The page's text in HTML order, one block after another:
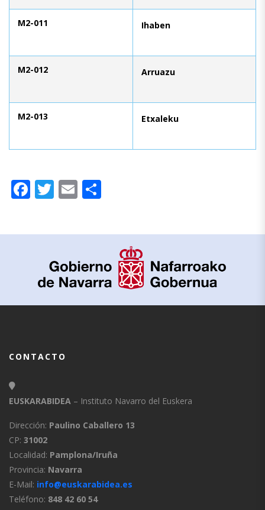
M2-011 Ihaben
M2-012 Arruazu
M2-013 Etxaleku
Facebook
Twitter
Email
CONTACTO
EUSKARABIDEA – Instituto Navarro del Euskera
Dirección: Paulino Caballero 13
CP: 31002
Localidad: Pamplona/Iruña
Provincia: Navarra
E-Mail: info@euskarabidea.es
Teléfono: 848 42 60 54